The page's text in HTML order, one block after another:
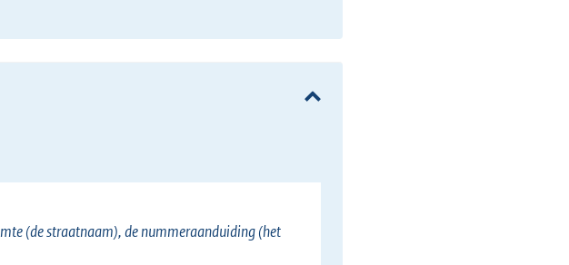
(de straatnaam), de nummeraanduiding (het